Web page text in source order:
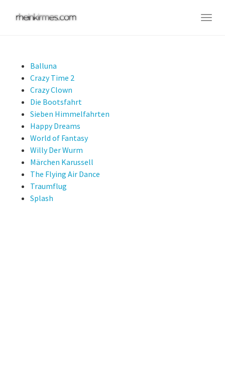
Balluna
Crazy Time 2
Crazy Clown
Die Bootsfahrt
Sieben Himmelfahrten
Happy Dreams
World of Fantasy
Willy Der Wurm
Märchen Karussell
The Flying Air Dance
Traumflug
Splash